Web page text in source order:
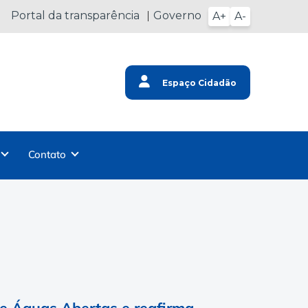
Portal da transparência Governo A+ A-
Espaço Cidadão
Contato